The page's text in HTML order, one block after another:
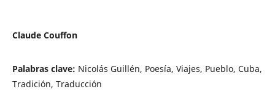
Claude Couffon
Palabras clave: Nicolás Guillén, Poesía, Viajes, Pueblo, Cuba,
Tradición, Traducción